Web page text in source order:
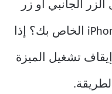
الجانبي أو زر
الصفحة الرئيسية على جهاز iPhone الخاص بك؟ إذا
تشغيل الميزة